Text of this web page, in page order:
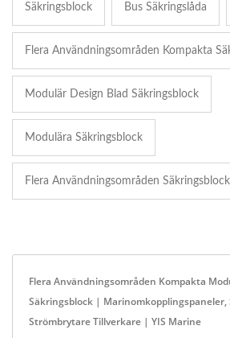
Säkringsblock Bus Säkringslåda
Flera Användningsområden Kompakta
Modulär Design Blad Säkringsblock
Modulära Säkringsblock
Flera Användningsområden Säkringsblock
Flera Användningsområden Kompakta
Säkringsblock | Marinomkopplingspaneler,
Strömbrytare Tillverkare | YIS Marine